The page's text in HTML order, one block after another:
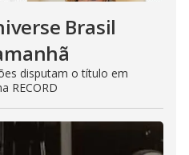
Brasil
disputam o título em
RECORD